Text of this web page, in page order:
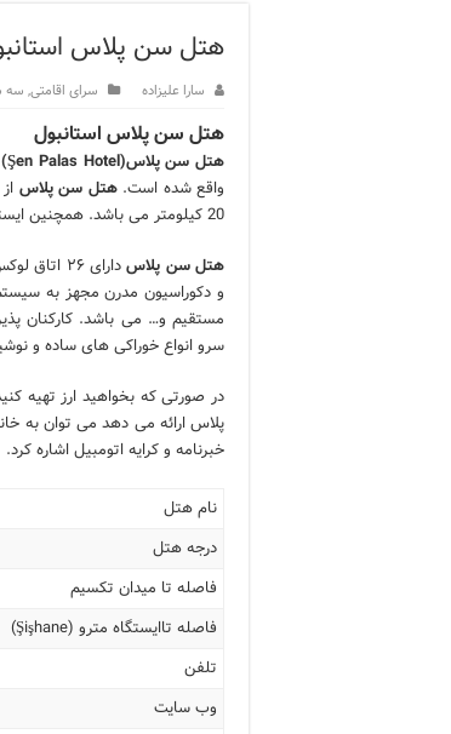
ویژگی‌های
ویژگی‌های
ویژگی‌های
موزه
موزه ساعت
اجاره خانه
هتل سن پلاس
سارا علیزاده سرای اقامتی, سه
هتل سن پلاس استانبول
هتل سن پلاس(Şen Palas Hotel)
واقع شده است.هتل سن پلاس
20 کیلومتر می باشد. همچنین ایستگاه مترو Sishane در 270 متری هتل واقع شده است.
هتل سن پلاس
دارای ۲۶
و دکوراسیون مدرن مجهز به
مستقیم و… می باشد. کارکنان
سرو انواع خوراکی های ساده و
در صورتی که بخواهید ارز تهیه
پلاس ارائه می دهد می توان به
خبرنامه و کرایه اتومبیل اشاره کرد.
نام هتل
درجه هتل
فاصله تا میدان تکسیم
فاصله تاایستگاه مترو (Şişhane)
تلفن
وب سایت